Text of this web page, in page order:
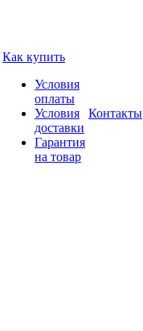
Как купить
Условия
оплаты
Условия
доставки
Гарантия
на товар
Контакты